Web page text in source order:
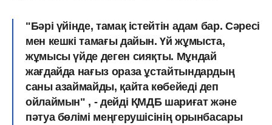
"Бәрі үйінде, тамақ істейтін адам бар. Сәресі
мен кешкі тамағы дайын. Үй жұмыста,
жұмысы үйде деген сияқты. Мұндай
жағдайда нағыз ораза ұстайтындардың
саны азаймайды, қайта көбейеді деп
ойлаймын" , - дейді ҚМДБ шариғат және
пәтуа бөлімі меңгерушісінің орынбасары